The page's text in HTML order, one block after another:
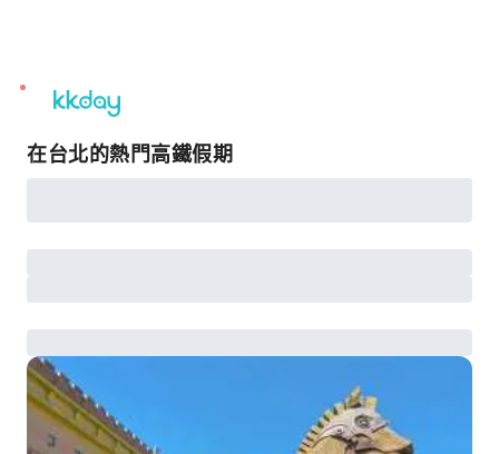
unread
notifications
在台北的熱門高鐵假期